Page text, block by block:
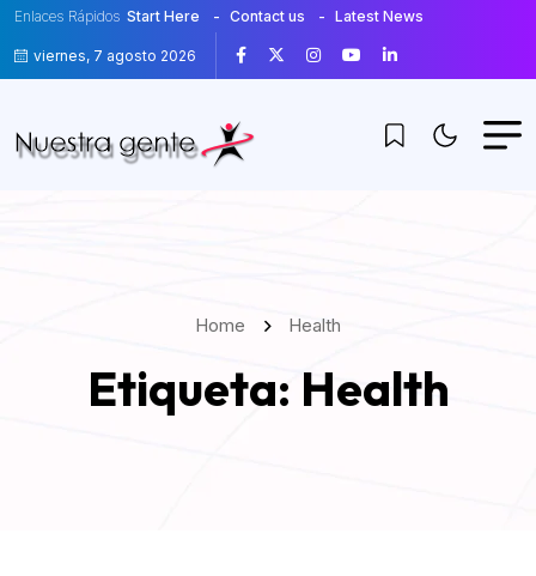
Enlaces Rápidos Start Here Contact us Latest News
viernes, 7 agosto 2026
Home Health
Etiqueta: Health